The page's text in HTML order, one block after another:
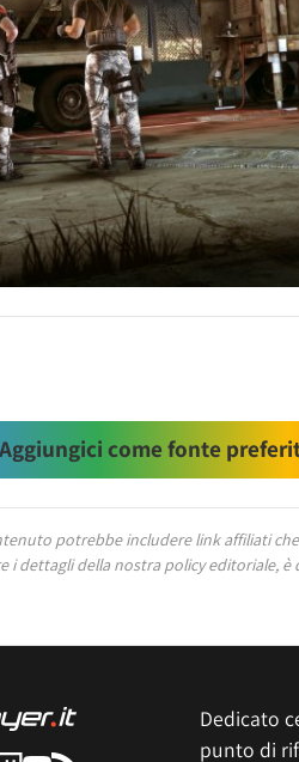
Aggiungici come fonte
potrebbe includere link affiliati
i dettagli della nostra policy editoriale, è
Dedicato
punto di